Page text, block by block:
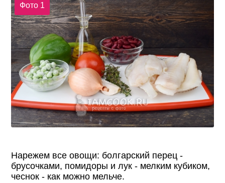
Фото 1
Нарежем все овощи: болгарский перец -
брусочками, помидоры и лук - мелким кубиком,
чеснок - как можно мельче.